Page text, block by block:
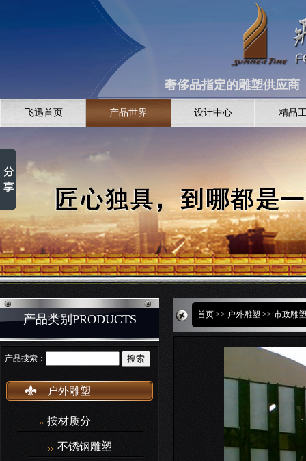
奢侈品指定的雕塑供应
飞迅首页 产品世界 设计中心 精品
产品类别PRODUCTS
产品搜索：
户外雕塑
按材质分
不锈钢雕塑
首页 >> 户外雕塑 >> 市政雕塑